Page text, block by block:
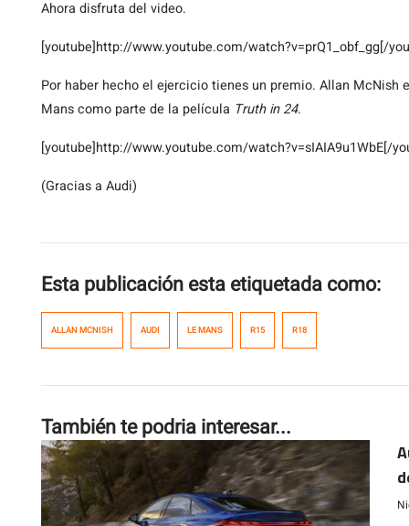
Ahora disfruta del video.
[youtube]http://www.youtube.com/watch?v=prQ1_obf_gg[/
Por haber hecho el ejercicio tienes un premio. Allan
Mans como parte de la película Truth in 24.
[youtube]http://www.youtube.com/watch?v=sIAIA9u1WbE[/
(Gracias a Audi)
Esta publicación esta etiquetada como:
ALLAN MCNISH AUDI LE MANS R15 R18
También te podria interesar...